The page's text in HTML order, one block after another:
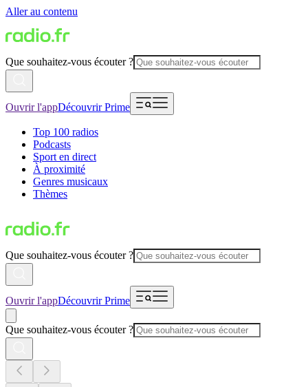
Aller au contenu
Que souhaitez-vous écouter ?
Ouvrir l'appDécouvrir Prime
Top 100 radios
Podcasts
Sport en direct
À proximité
Genres musicaux
Thèmes
Que souhaitez-vous écouter ?
Ouvrir l'appDécouvrir Prime
Que souhaitez-vous écouter ?